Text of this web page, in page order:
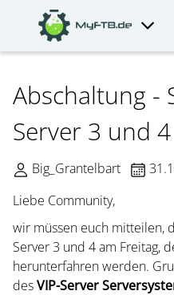
Abschaltung -
Server 3 und 4
Big_Grantelbart
Liebe Community,
wir müssen euch mitteilen,
Server 3 und 4 am Freitag,
herunterfahren werden.
desVIP-Server